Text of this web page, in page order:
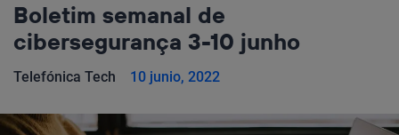
Boletim semanal de
cibersegurança 3-10 junho
Telefónica Tech 10 junio, 2022